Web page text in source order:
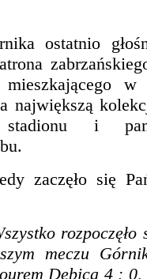
ostatnio
w
największą
stadionu i
zaczęło się
meczu
Dębica 4 : 0,